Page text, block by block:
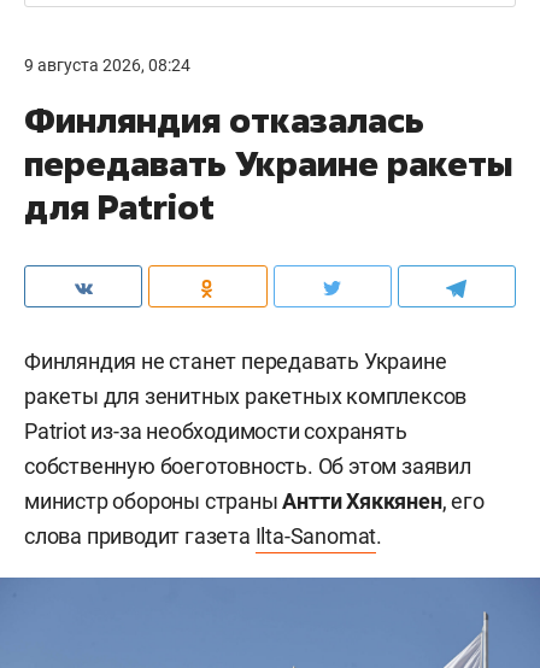
9 августа 2026, 08:24
Финляндия отказалась
передавать Украине ракеты
для Patriot
Финляндия не станет передавать Украине
ракеты для зенитных ракетных комплексов
Patriot из-за необходимости сохранять
собственную боеготовность. Об этом заявил
министр обороны страныАнтти Хяккянен, его
слова приводит газета Ilta-Sanomat.